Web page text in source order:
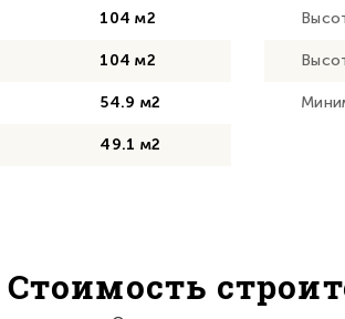
104 м2
104 м2
54.9 м2
49.1 м2
Стоимость